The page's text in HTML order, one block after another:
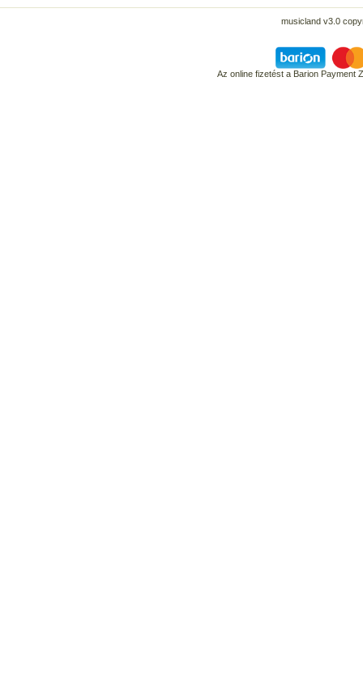
musicland v3.0
Az online fizetést a Barion Payment